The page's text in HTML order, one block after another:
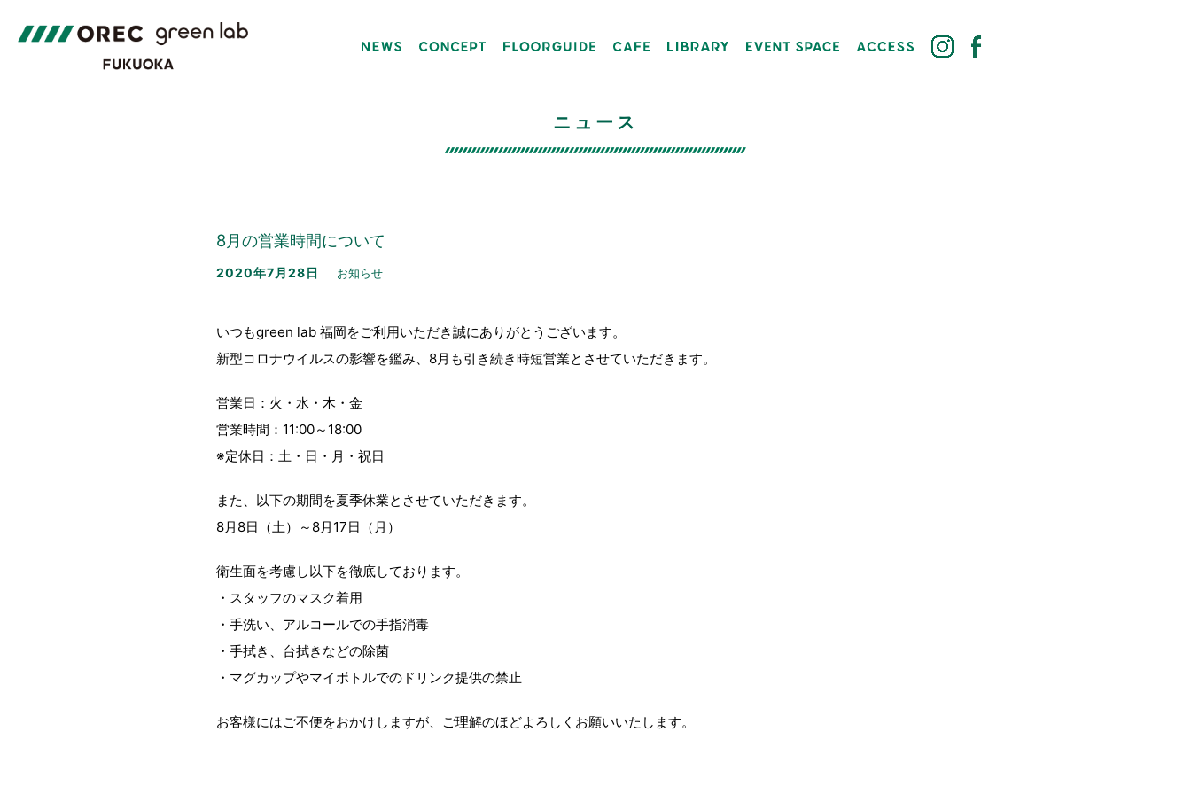
ニュース
8月の営業時間について
2020年7月28日 お知らせ
いつもgreen lab 福岡をご利用いただき誠にありがとうございます。
新型コロナウイルスの影響を鑑み、8月も引き続き時短営業とさせていただきます。
営業日：火・水・木・金
営業時間：11:00～18:00
※定休日：土・日・月・祝日
また、以下の期間を夏季休業とさせていただきます。
8月8日（土）～8月17日（月）
衛生面を考慮し以下を徹底しております。
・スタッフのマスク着用
・手洗い、アルコールでの手指消毒
・手拭き、台拭きなどの除菌
・マグカップやマイボトルでのドリンク提供の禁止
お客様にはご不便をおかけしますが、ご理解のほどよろしくお願いいたします。